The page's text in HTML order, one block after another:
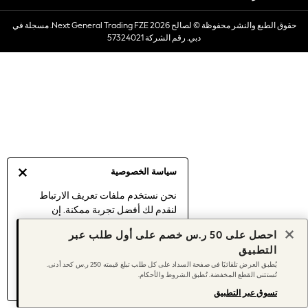
سياسة الخصوصية
نحن نستخدم ملفات تعريف الارتباط
لنقدم لك أفضل تجربة ممكنة. إن
موافقتك على استخدامنا لملفات تعريف
اكتشف المزيد عن إدارة إعدادات ملفات
تعريف الارتباط (الكوكيز).
Dresses
Occasionwear
Sets & Outfits
Sun Hats & Caps
Women's Holiday Shop
Women's Travel Styles
Dresses
Occasionwear
Linen Collection
Tops & T-Shirts
حقوق الطبع والنشر محفوظة © لصالح 2026 Next General Trading FZE. مسجلة في
دبي. رقم الشركة 57324021
احصل على 50 ر.س خصم على أول طلب عبر
التطبيق
يُطبق العرض تلقائيًا في صفحة السداد على كل طلب تبلغ قيمته 250 ر.س كحد أدنى.
تُستثنى القطع المخفضة. تُطبق الشروط والأحكام.
تسوق عبر التطبيق